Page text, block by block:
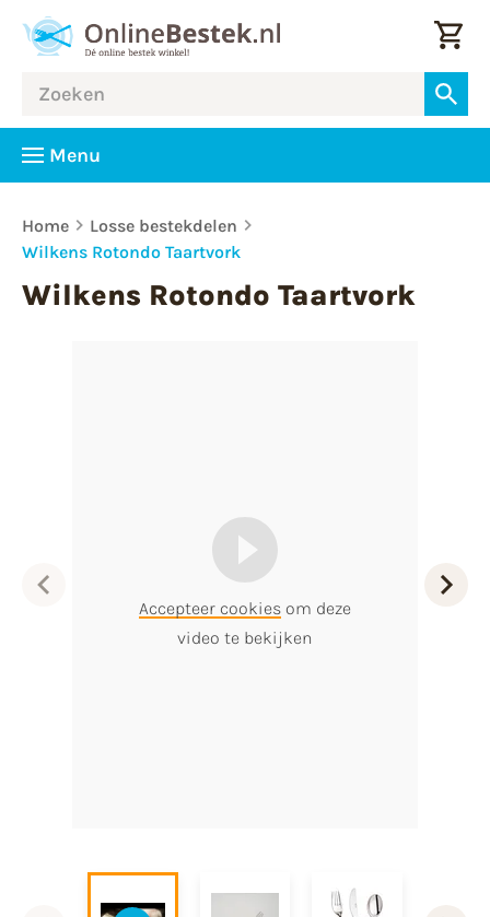
Menu
Home
Losse bestekdelen
Wilkens Rotondo Taartvork
Wilkens Rotondo Taartvork
Accepteer cookies om deze
video te bekijken